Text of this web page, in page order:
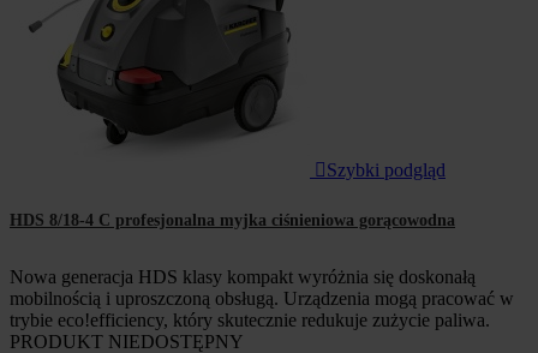
 Szybki podgląd
HDS 8/18-4 C profesjonalna myjka ciśnieniowa gorącowodna
Nowa generacja HDS klasy kompakt wyróżnia się doskonałą
mobilnością i uproszczoną obsługą. Urządzenia mogą pracować w
trybie eco!efficiency, który skutecznie redukuje zużycie paliwa.
PRODUKT NIEDOSTĘPNY